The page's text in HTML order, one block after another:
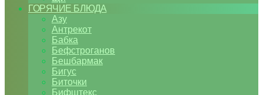
ГОРЯЧИЕ БЛЮДА
Азу
Антрекот
Бабка
Бефстроганов
Бешбармак
Бигус
Биточки
Бифштекс